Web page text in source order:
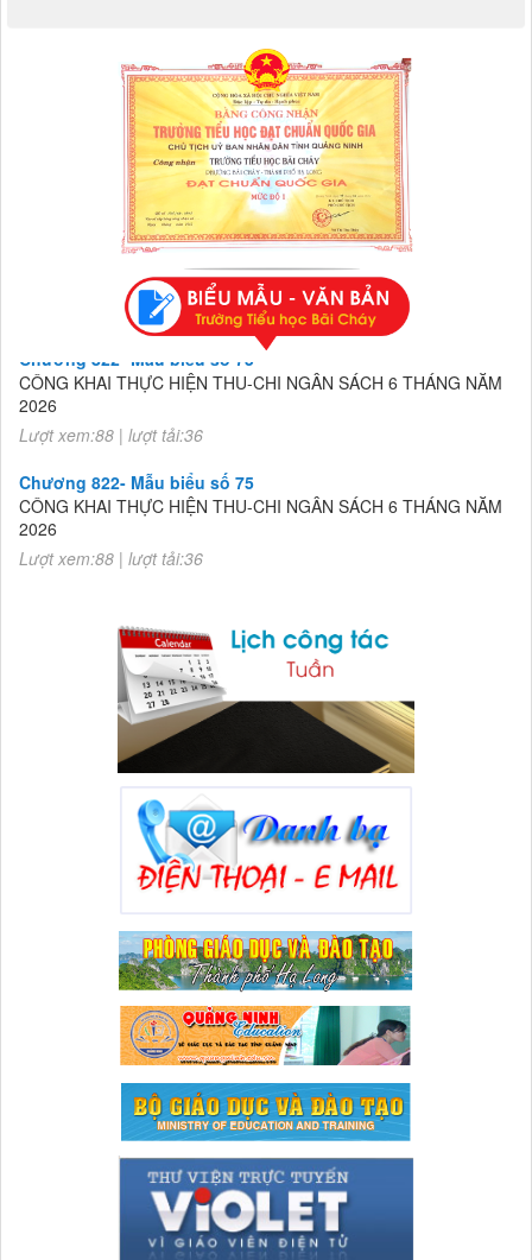
Chương 822- Mẫu biểu số 75
CÔNG KHAI THỰC HIỆN THU-CHI NGÂN SÁCH 6 THÁNG NĂM
2026
Lượt xem:88 | lượt tải:36
Chương 822- Mẫu biểu số 75
CÔNG KHAI THỰC HIỆN THU-CHI NGÂN SÁCH 6 THÁNG NĂM
2026
Lượt xem:88 | lượt tải:36